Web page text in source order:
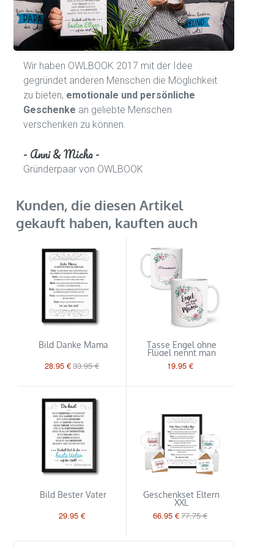
Wir haben OWLBOOK 2017 mit der Idee
gegründet anderen Menschen die Möglichkeit
zu bieten, emotionale und persönliche
Geschenke an geliebte Menschen
verschenken zu können.
- Anni & Micha -
Gründerpaar von OWLBOOK
Kunden, die diesen Artikel
gekauft haben, kauften auch
Bild Danke Mama
28.95 €33.95 €
Tasse Engel ohne
Flügel nennt man
19.95 €
Bild Bester Vater
29.95 €
Geschenkset Eltern
XXL
66.95 €77.75 €